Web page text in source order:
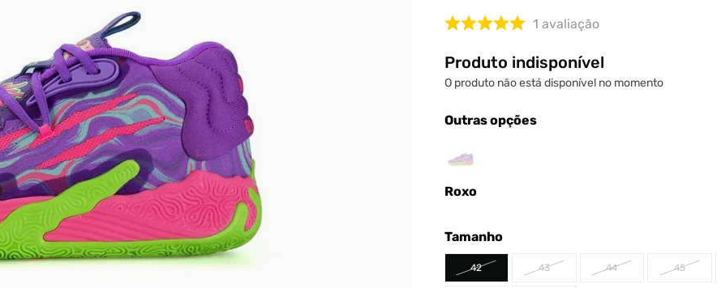
1 avaliação
Produto indisponível
O produto não está disponível no momento
Outras opções
Roxo
Tamanho
42 43 44 45